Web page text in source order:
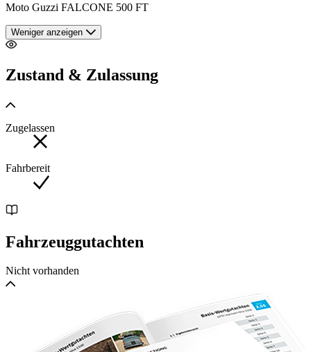
Moto Guzzi FALCONE 500 FT
Weniger anzeigen
Zustand & Zulassung
Zugelassen
Fahrbereit
Fahrzeuggutachten
Nicht vorhanden